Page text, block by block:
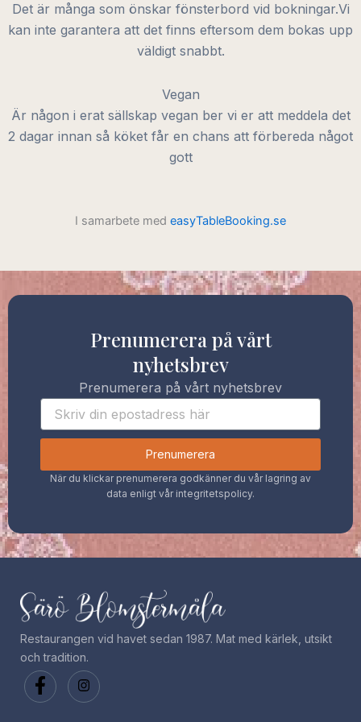
Det är många som önskar fönsterbord vid bokningar.Vi
kan inte garantera att det finns eftersom dem bokas upp
väldigt snabbt.
Vegan
Är någon i erat sällskap vegan ber vi er att meddela det
2 dagar innan så köket får en chans att förbereda något
gott
I samarbete med easyTableBooking.se
Prenumerera på vårt
nyhetsbrev
Prenumerera på vårt nyhetsbrev
Prenumerera
När du klickar prenumerera godkänner du vår lagring av
data enligt vår integritetspolicy.
Restaurangen vid havet sedan 1987. Mat med kärlek, utsikt
och tradition.